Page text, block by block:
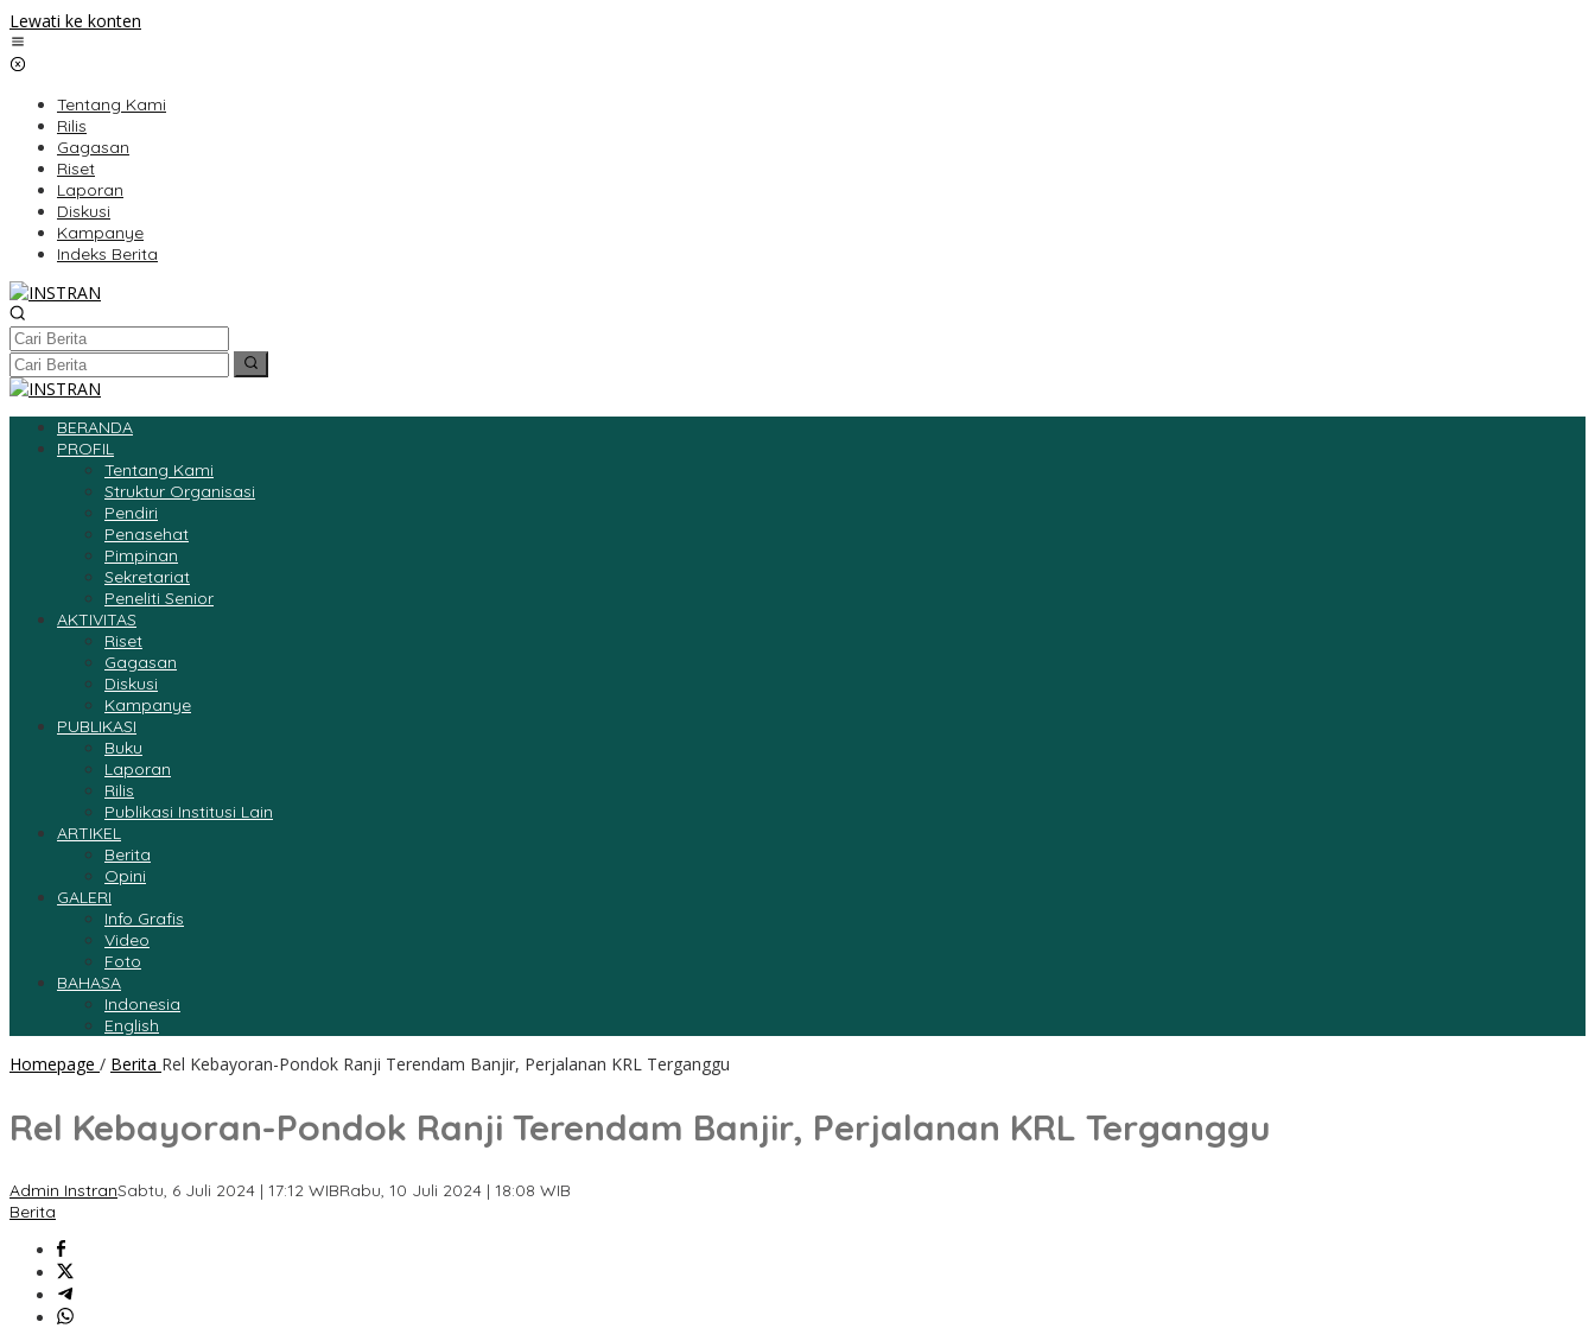
Lewati ke konten
Tentang Kami
Rilis
Gagasan
Riset
Laporan
Diskusi
Kampanye
Indeks Berita
BERANDA
PROFIL
Tentang Kami
Struktur Organisasi
Pendiri
Penasehat
Pimpinan
Sekretariat
Peneliti Senior
AKTIVITAS
Riset
Gagasan
Diskusi
Kampanye
PUBLIKASI
Buku
Laporan
Rilis
Publikasi Institusi Lain
ARTIKEL
Berita
Opini
GALERI
Info Grafis
Video
Foto
BAHASA
Indonesia
English
Homepage / Berita Rel Kebayoran-Pondok Ranji Terendam Banjir, Perjalanan KRL Terganggu
Rel Kebayoran-Pondok Ranji Terendam Banjir, Perjalanan KRL Terganggu
Admin InstranSabtu, 6 Juli 2024 | 17:12 WIBRabu, 10 Juli 2024 | 18:08 WIB
Berita